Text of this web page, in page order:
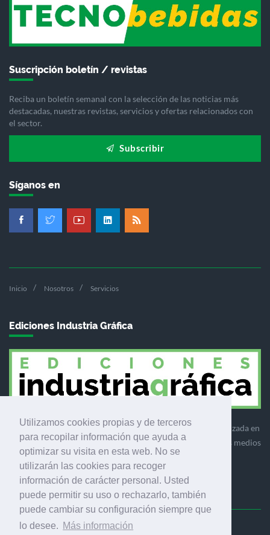
Utilizamos cookies propias y de terceros
para recopilar información que ayuda a
optimizar su visita en esta web. No se
utilizarán las cookies para recoger
información de carácter personal. Usted
puede permitir su uso o rechazarlo, también
puede cambiar su configuración siempre que
lo desee. Más información
Suscripción boletín / revistas
Reciba un boletín semanal con la selección de las noticias más
destacadas, nuestras revistas, servicios y ofertas relacionados con
el sector.
Subscribir
Síganos en
Inicio Nosotros Servicios
Ediciones Industria Gráfica
Ediciones Industria Gráfica es una empresa editora especializada en
el mercado de la comunicación gráfica que engloba diversos medios
profesionales especializados en el mercado gráfico, la
comunicación visual y el envasado.
Ediciones Industria Gráfica, S.C.P.